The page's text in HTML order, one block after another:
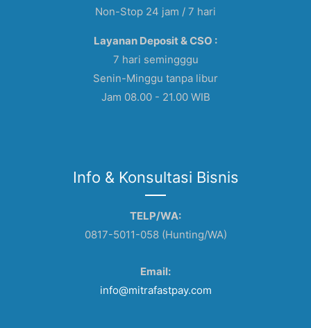
Non-Stop 24 jam / 7 hari
Layanan Deposit & CSO :
7 hari semingggu
Senin-Minggu tanpa libur
Jam 08.00 - 21.00 WIB
Info & Konsultasi Bisnis
TELP/WA:
0817-5011-058 (Hunting/WA)
Email:
info@mitrafastpay.com